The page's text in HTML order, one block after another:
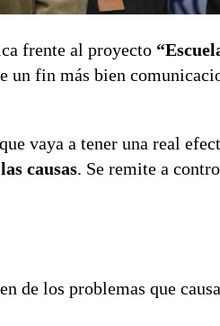
frente al proyecto
un fin más bien
vaya a tener una real
causas. Se remite a
de los problemas que